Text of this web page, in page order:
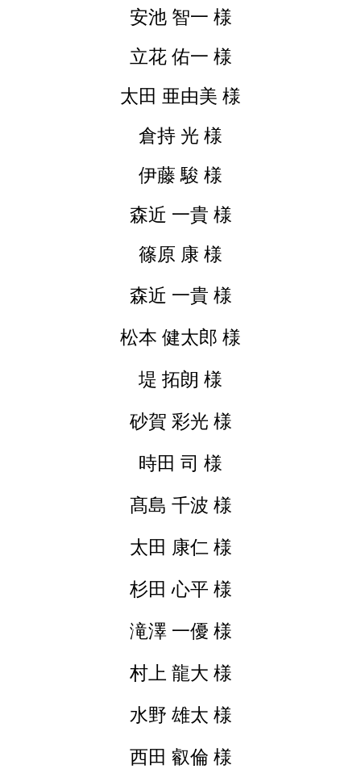
安池 智一 様
立花 佑一 様
太田 亜由美 様
倉持 光 様
伊藤 駿 様
森近 一貴 様
篠原 康 様
森近 一貴 様
松本 健太郎 様
堤 拓朗 様
砂賀 彩光 様
時田 司 様
髙島 千波 様
太田 康仁 様
杉田 心平 様
滝澤 一優 様
村上 龍大 様
水野 雄太 様
西田 叡倫 様